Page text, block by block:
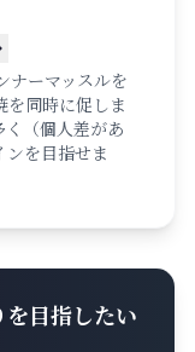
ナーマッスルを
を同時に促しま
（個人差があ
ンを目指せま
目指したい